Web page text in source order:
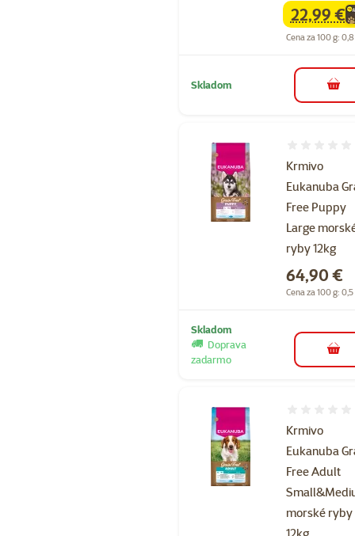
family
22,99 €
Cena za 100 g:
Skladom do
Krmivo
Eukanuba
Free Puppy
Large
ryby 12kg
Cena
64,90 €
Cena za 100 g:
Skladom
Doprava
zadarmo
do
Krmivo
Eukanuba
Free Adult
morské ryby
12kg